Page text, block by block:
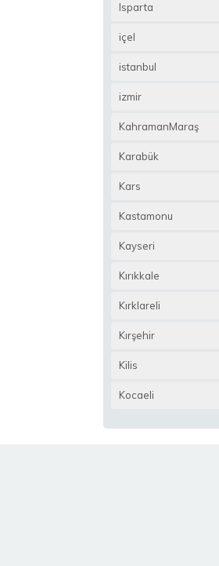
Isparta
içel
istanbul
izmir
KahramanMaraş
Karabük
Kars
Kastamonu
Kayseri
Kırıkkale
Kırklareli
Kırşehir
Kilis
Kocaeli